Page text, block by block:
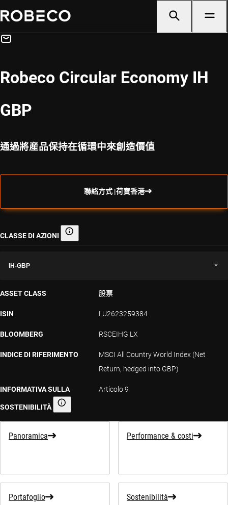
Robeco Circular Economy IH
GBP
通過將産品保持在循環中來創造價值
聯絡方式 |荷寶香港
CLASSE DI AZIONI Classe di azioni
IH-GBP
ASSET CLASS 股票
ISIN LU2623259384
BLOOMBERG RSCEIHG LX
INDICE DI RIFERIMENTO
MSCI All Country World Index (Net
Return, hedged into GBP)
INFORMATIVA SULLA
SOSTENIBILITÀ Informativa sulla sostenibilità
Articolo 9
Panoramica Performance & costi
Portafoglio Sostenibilità